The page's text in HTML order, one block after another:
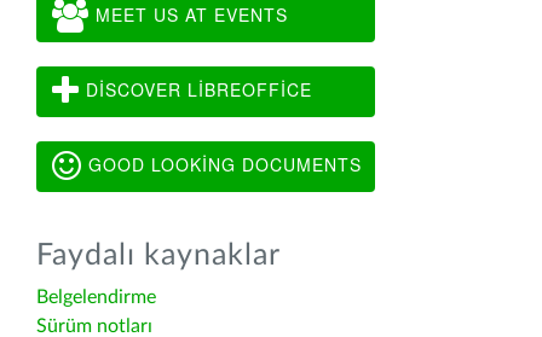
MEET US AT EVENTS
DISCOVER LIBREOFFICE
GOOD LOOKING DOCUMENTS
Faydalı kaynaklar
Belgelendirme
Sürüm notları